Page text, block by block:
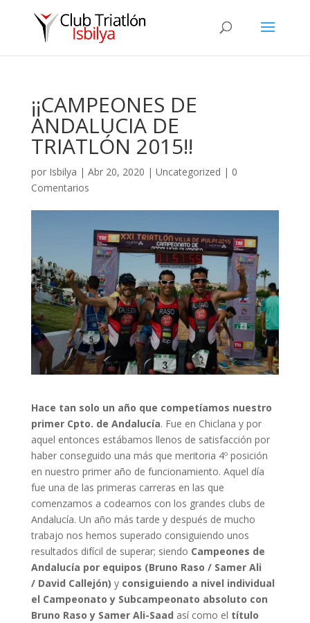
¡¡CAMPEONES DE
ANDALUCIA DE
TRIATLÓN 2015!!
por Isbilya | Abr 20, 2020 | Uncategorized | 0
Comentarios
Hace tan solo un año que competíamos nuestro
primer Cpto. de Andalucía. Fue en Chiclana y por
aquel entonces estábamos llenos de satisfacción por
haber conseguido una más que meritoria 4º posición
en nuestro primer año de funcionamiento. Aquel día
fue una de las primeras carreras en las que
comenzamos a codearnos con los grandes clubs de
Andalucía. Un año más tarde y después de mucho
trabajo nos hemos superado consiguiendo unos
resultados difícil de superar; siendo Campeones de
Andalucía por equipos (Bruno Raso / Samer Ali
/ David Callejón) y consiguiendo a nivel individual
el Campeonato y Subcampeonato absoluto con
Bruno Raso y Samer Ali-Saad así como el título